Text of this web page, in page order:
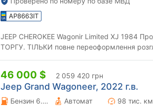
AP8663IT
JEEP CHEROKEE Wagonir Limited XJ 1984 Продам авто БЕЗ
ТОРГУ. ТІЛЬКИ повне переоформлення розгляну варіанти
46 000 $ 2 059 420 грн
Jeep Grand Wagoneer, 2022 г.в.
Бензин 6.42 л. Автомат 98 тис. км